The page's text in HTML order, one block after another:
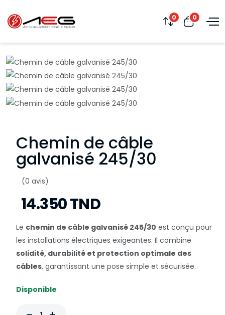
0 0
Chemin de câble
galvanisé 245/30
(0 avis)
14.350 TND
Le chemin de câble galvanisé 245/30 est conçu pour
les installations électriques exigeantes. Il combine
solidité, durabilité et protection optimale des
câbles, garantissant une pose simple et sécurisée.
Disponible